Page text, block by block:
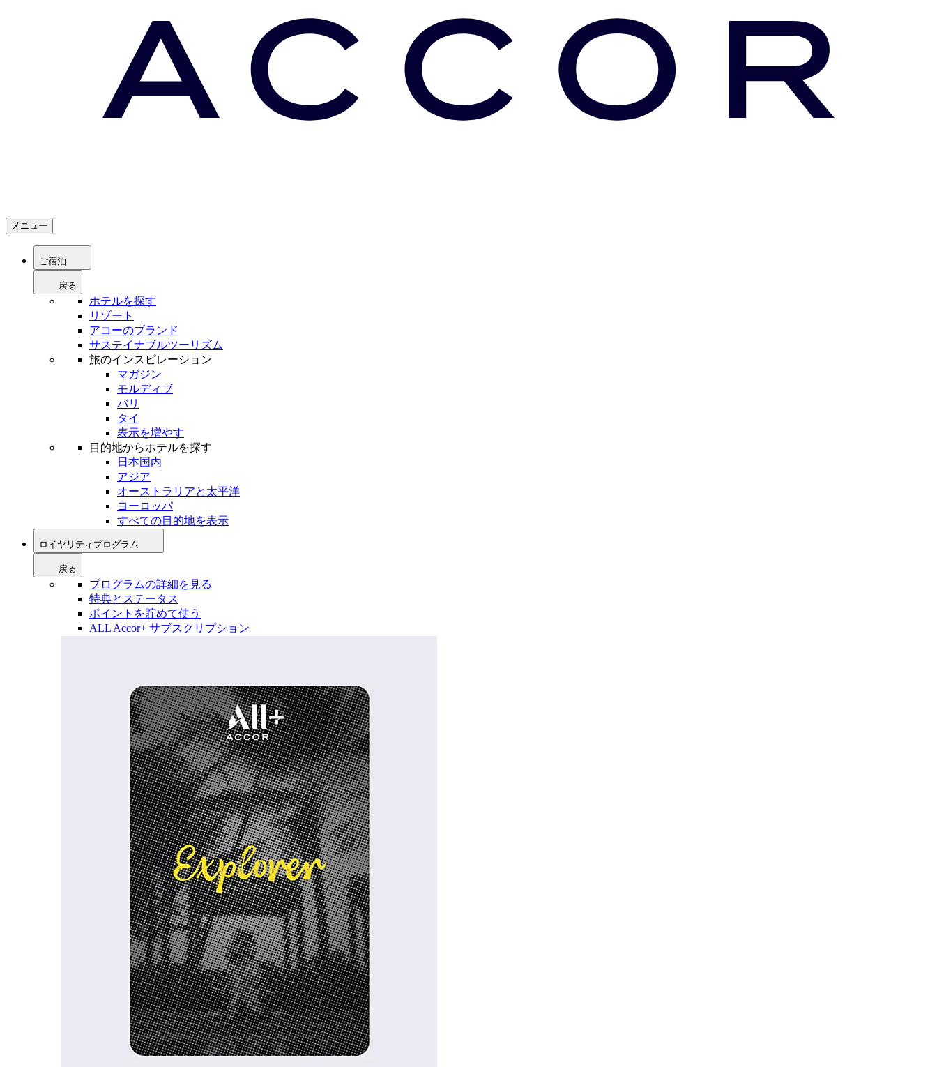
メニュー
ご宿泊
戻る
ホテルを探す
リゾート
アコーのブランド
サステイナブルツーリズム
旅のインスピレーション
マガジン
モルディブ
バリ
タイ
表示を増やす
目的地からホテルを探す
日本国内
アジア
オーストラリアと太平洋
ヨーロッパ
すべての目的地を表示
ロイヤリティプログラム
戻る
プログラムの詳細を見る
特典とステータス
ポイントを貯めて使う
ALL Accor+ サブスクリプション